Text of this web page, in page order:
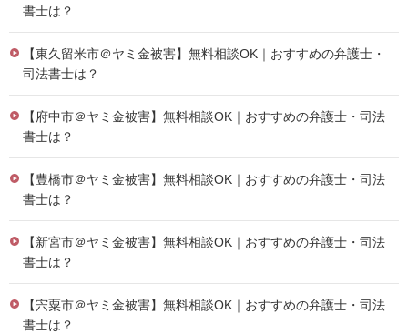
書士は？
【東久留米市＠ヤミ金被害】無料相談OK｜おすすめの弁護士・
司法書士は？
【府中市＠ヤミ金被害】無料相談OK｜おすすめの弁護士・司法
書士は？
【豊橋市＠ヤミ金被害】無料相談OK｜おすすめの弁護士・司法
書士は？
【新宮市＠ヤミ金被害】無料相談OK｜おすすめの弁護士・司法
書士は？
【宍粟市＠ヤミ金被害】無料相談OK｜おすすめの弁護士・司法
書士は？